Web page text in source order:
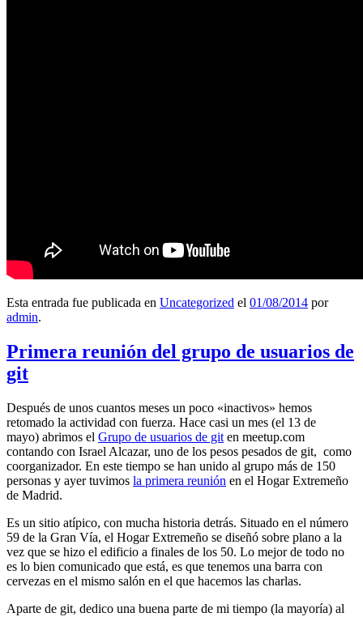
Esta entrada fue publicada en Uncategorized el 01/08/2014 por
admin.
Primera reunión del grupo de usuarios de
git
Después de unos cuantos meses un poco «inactivos» hemos
retomado la actividad con fuerza. Hace casi un mes (el 13 de
mayo) abrimos el Grupo de usuarios de git en meetup.com
contando con Israel Alcazar, uno de los pesos pesados de git, como
coorganizador. En este tiempo se han unido al grupo más de 150
personas y ayer tuvimos la primera reunión en el Hogar Extremeño
de Madrid.
Es un sitio atípico, con mucha historia detrás. Situado en el número
59 de la Gran Vía, el Hogar Extremeño se diseñó sobre plano a la
vez que se hizo el edificio a finales de los 50. Lo mejor de todo no
es lo bien comunicado que está, es que tenemos una barra con
cervezas en el mismo salón en el que hacemos las charlas.
Aparte de git, dedico una buena parte de mi tiempo (la mayoría) al